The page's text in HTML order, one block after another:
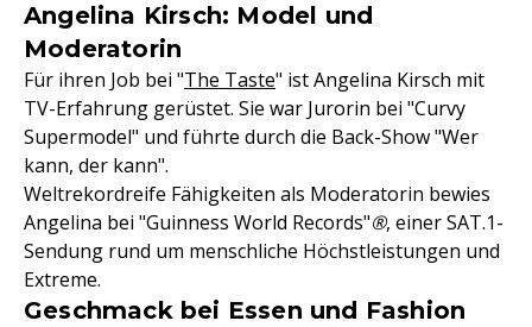
Angelina Kirsch: Model und
Moderatorin
Für ihren Job bei "The Taste" ist Angelina Kirsch mit
TV-Erfahrung gerüstet. Sie war Jurorin bei "Curvy
Supermodel" und führte durch die Back-Show "Wer
kann, der kann".
Weltrekordreife Fähigkeiten als Moderatorin bewies
Angelina bei "Guinness World Records"®, einer SAT.1-
Sendung rund um menschliche Höchstleistungen und
Extreme.
Geschmack bei Essen und Fashion